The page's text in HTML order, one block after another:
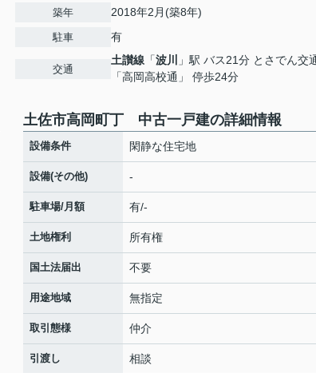
築年 2018年2月(築8年)
駐車 有
交通
土讃線 「波川
」駅 バス21分 とさでん交
「高岡高校通」 停歩24分
土佐市高岡町丁 中古一戸建の詳細情報
設備条件 閑静な住宅地
設備(その他) -
駐車場/月額 有/-
土地権利 所有権
国土法届出 不要
用途地域 無指定
取引態様 仲介
引渡し 相談